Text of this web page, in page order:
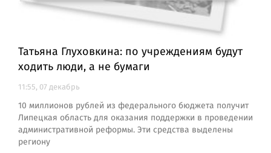
Татьяна Глуховкина: по учреждениям будут
ходить люди, а не бумаги
11:55, 07 декабрь
10 миллионов рублей из федерального бюджета получит
Липецкая область для оказания поддержки в проведении
административной реформы. Эти средства выделены
региону